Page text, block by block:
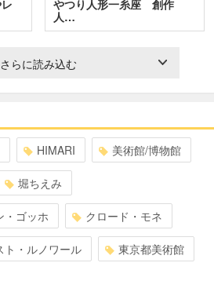
やつり人形一糸座 創作
人…
さらに読み込む
HIMARI 美術館/博物館
堀ちえみ
・ゴッホ クロード・モネ
ト・ルノワール 東京都美術館